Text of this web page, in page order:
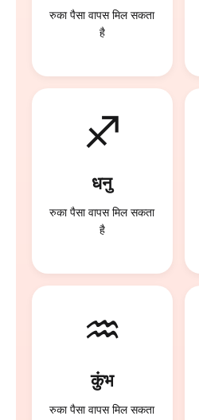
रुका पैसा वापस मिल सकता
है
♐
धनु
रुका पैसा वापस मिल सकता
है
♒
कुंभ
रुका पैसा वापस मिल सकता